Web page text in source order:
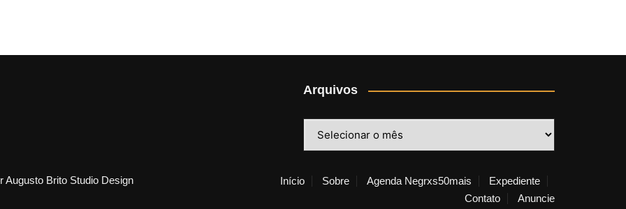
Arquivos
Augusto Brito Studio Design Início Sobre Agenda Negrxs50mais
Expediente
Contato
Anuncie